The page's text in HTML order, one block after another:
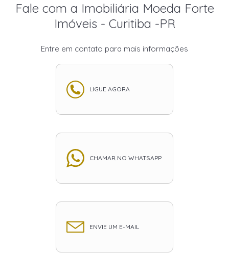
Fale com a Imobiliária Moeda Forte
Imóveis - Curitiba -PR
Entre em contato para mais informações
LIGUE AGORA
CHAMAR NO WHATSAPP
ENVIE UM E-MAIL